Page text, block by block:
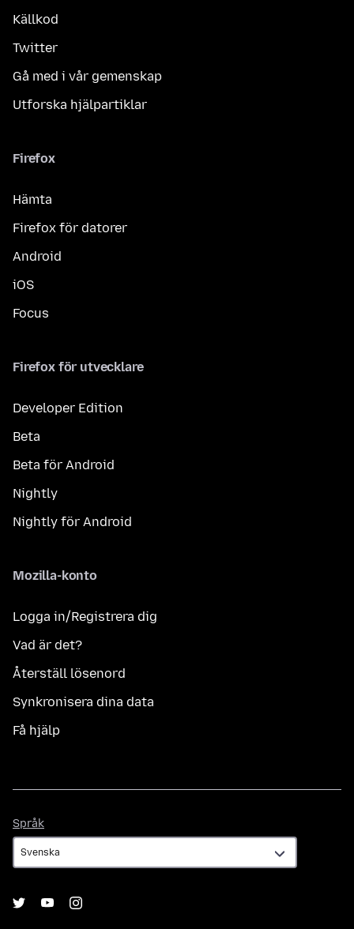
Källkod
Twitter
Gå med i vår gemenskap
Utforska hjälpartiklar
Firefox
Hämta
Firefox för datorer
Android
iOS
Focus
Firefox för utvecklare
Developer Edition
Beta
Beta för Android
Nightly
Nightly för Android
Mozilla-konto
Logga in/Registrera dig
Vad är det?
Återställ lösenord
Synkronisera dina data
Få hjälp
Språk